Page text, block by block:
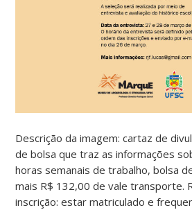
Descrição da imagem: cartaz de
de bolsa que traz as informações
horas semanais de trabalho, bolsa
mais R$ 132,00 de vale transporte.
inscrição: estar matriculado e